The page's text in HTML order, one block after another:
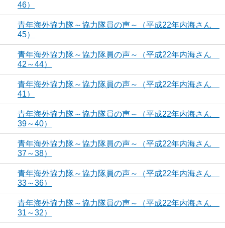
46）
青年海外協力隊～協力隊員の声～（平成22年内海さん
45）
青年海外協力隊～協力隊員の声～（平成22年内海さん
42～44）
青年海外協力隊～協力隊員の声～（平成22年内海さん
41）
青年海外協力隊～協力隊員の声～（平成22年内海さん
39～40）
青年海外協力隊～協力隊員の声～（平成22年内海さん
37～38）
青年海外協力隊～協力隊員の声～（平成22年内海さん
33～36）
青年海外協力隊～協力隊員の声～（平成22年内海さん
31～32）